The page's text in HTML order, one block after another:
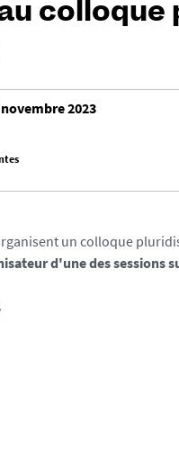
colloque
2023
un colloque
d'une des sessions